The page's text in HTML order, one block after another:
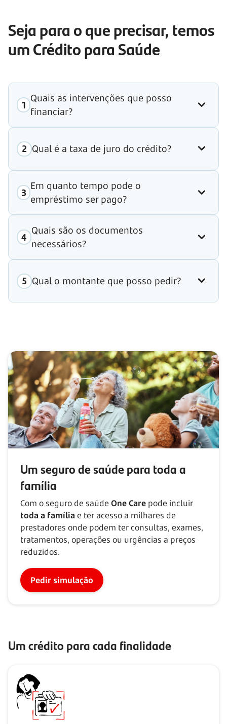
Seja para o que precisar, temos
um Crédito para Saúde
Quais as intervenções que posso
financiar?
Qual é a taxa de juro do crédito?
Em quanto tempo pode o
empréstimo ser pago?
Quais são os documentos
necessários?
Qual o montante que posso pedir?
Um seguro de saúde para toda a
família
Com o seguro de saúde One Care pode incluir
toda a família e ter acesso a milhares de
prestadores onde podem ter consultas, exames,
tratamentos, operações ou urgências a preços
reduzidos.
Pedir simulação
Um crédito para cada finalidade